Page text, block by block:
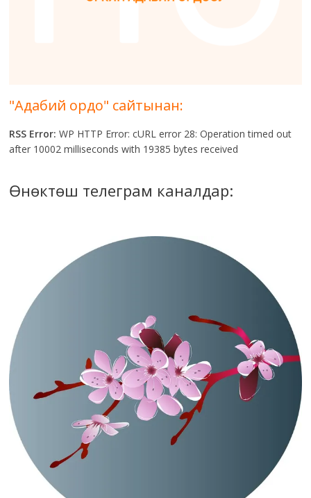
"Адабий ордо" сайтынан:
RSS Error: WP HTTP Error: cURL error 28: Operation timed out
after 10002 milliseconds with 19385 bytes received
Өнөктөш телеграм каналдар: